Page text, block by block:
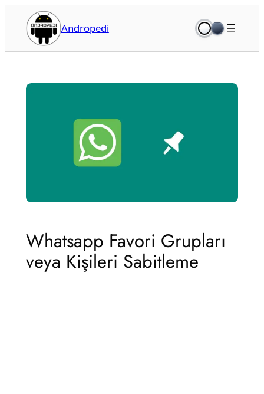
İçeriğe
Andropedi
Whatsapp Favori Grupları
veya Kişileri Sabitleme